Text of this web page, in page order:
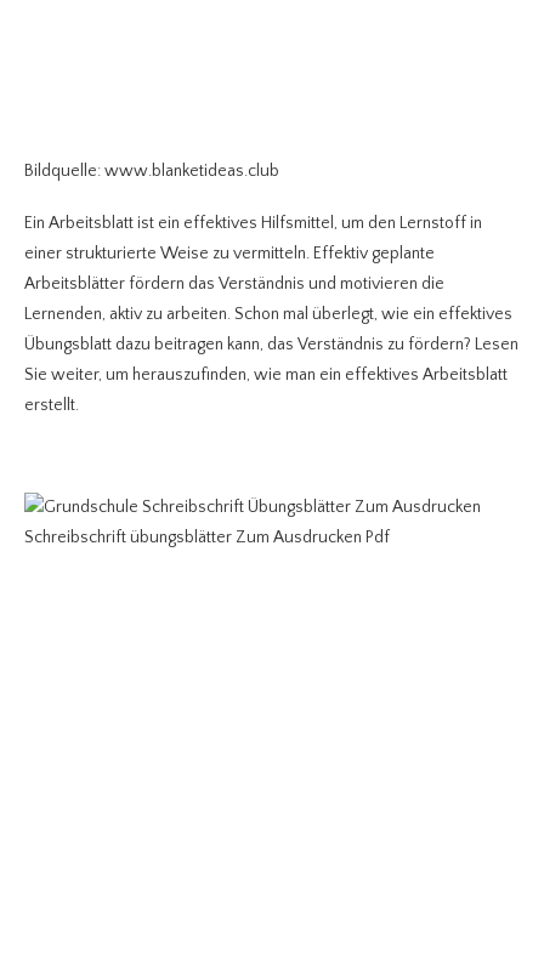
Bildquelle: www.blanketideas.club
Ein Arbeitsblatt ist ein effektives Hilfsmittel, um den Lernstoff in
einer strukturierte Weise zu vermitteln. Effektiv geplante
Arbeitsblätter fördern das Verständnis und motivieren die
Lernenden, aktiv zu arbeiten. Schon mal überlegt, wie ein effektives
Übungsblatt dazu beitragen kann, das Verständnis zu fördern? Lesen
Sie weiter, um herauszufinden, wie man ein effektives Arbeitsblatt
erstellt.